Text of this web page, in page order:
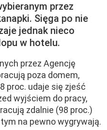
przez
Sięga po nie
jednak nieco
w hotelu.
przez Agencję
poza domem,
proc. udaje się zjeść
wyjściem do pracy,
zdalnie (98 proc.)
na pewno wygrywają.